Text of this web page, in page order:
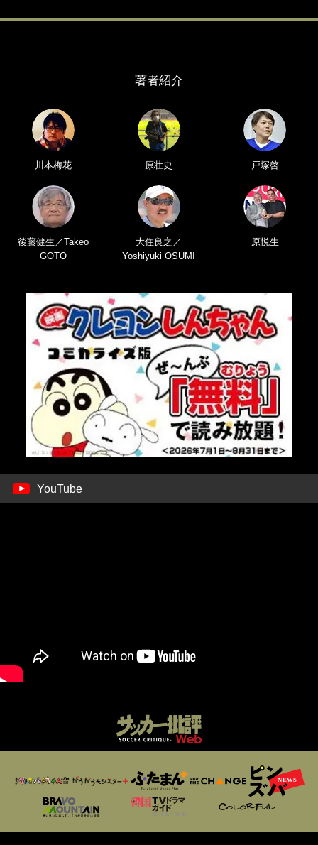
著者紹介
川本梅花 原壮史 戸塚啓
後藤健生／Takeo
GOTO
大住良之／
Yoshiyuki OSUMI
原悦生
YouTube